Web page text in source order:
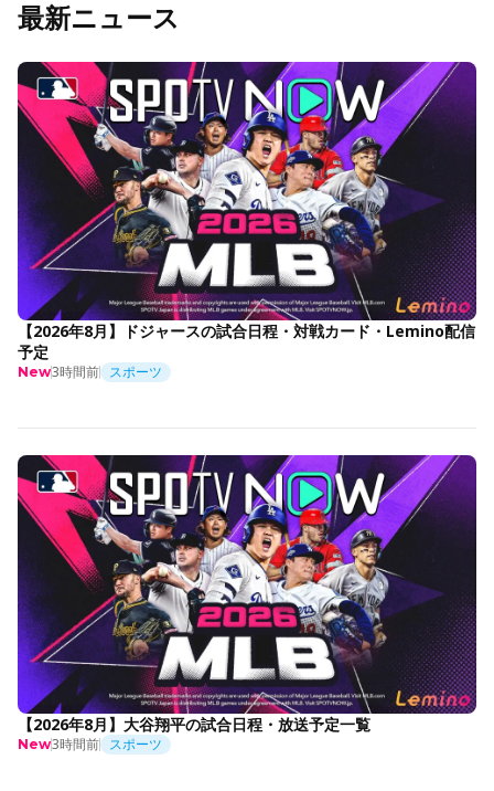
最新ニュース
【2026年8月】ドジャースの試合日程・対戦カード・Lemino配信
予定
New3時間前 スポーツ
【2026年8月】大谷翔平の試合日程・放送予定一覧
New3時間前 スポーツ